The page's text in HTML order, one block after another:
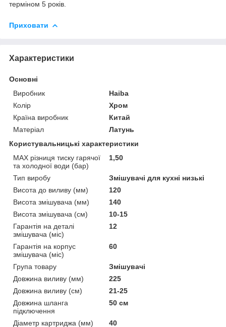
терміном 5 років.
Приховати
Характеристики
Основні
Виробник
Haiba
Колір
Хром
Країна виробник
Китай
Матеріал
Латунь
Користувальницькі характеристики
MAX різниця тиску гарячої
та холодної води (бар)
1,50
Тип виробу
Змішувачі для кухні низькі
Висота до виливу (мм)
120
Висота змішувача (мм)
140
Висота змішувача (см)
10-15
Гарантія на деталі
змішувача (міс)
12
Гарантія на корпус
змішувача (міс)
60
Група товару
Змішувачі
Довжина виливу (мм)
225
Довжина виливу (см)
21-25
Довжина шланга
підключення
50 см
Діаметр картриджа (мм) 40